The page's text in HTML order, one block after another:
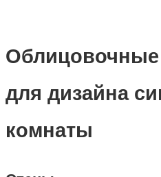
для дизайна
комнаты